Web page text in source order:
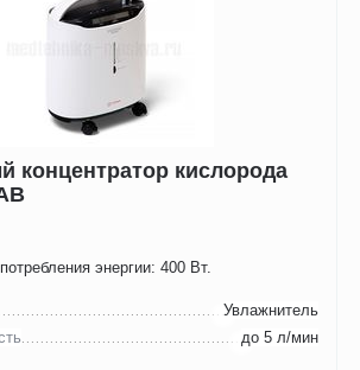
концентратор кислорода
энергии: 400 Вт.
Увлажнитель
до 5 л/мин